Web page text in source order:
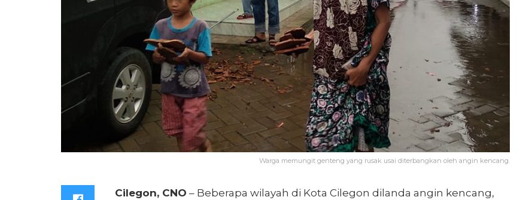
Warga memungit genteng yang rusak usai diterbangkan oleh angin kencang.
Cilegon, CNO – Beberapa wilayah di Kota Cilegon dilanda angin kencang,